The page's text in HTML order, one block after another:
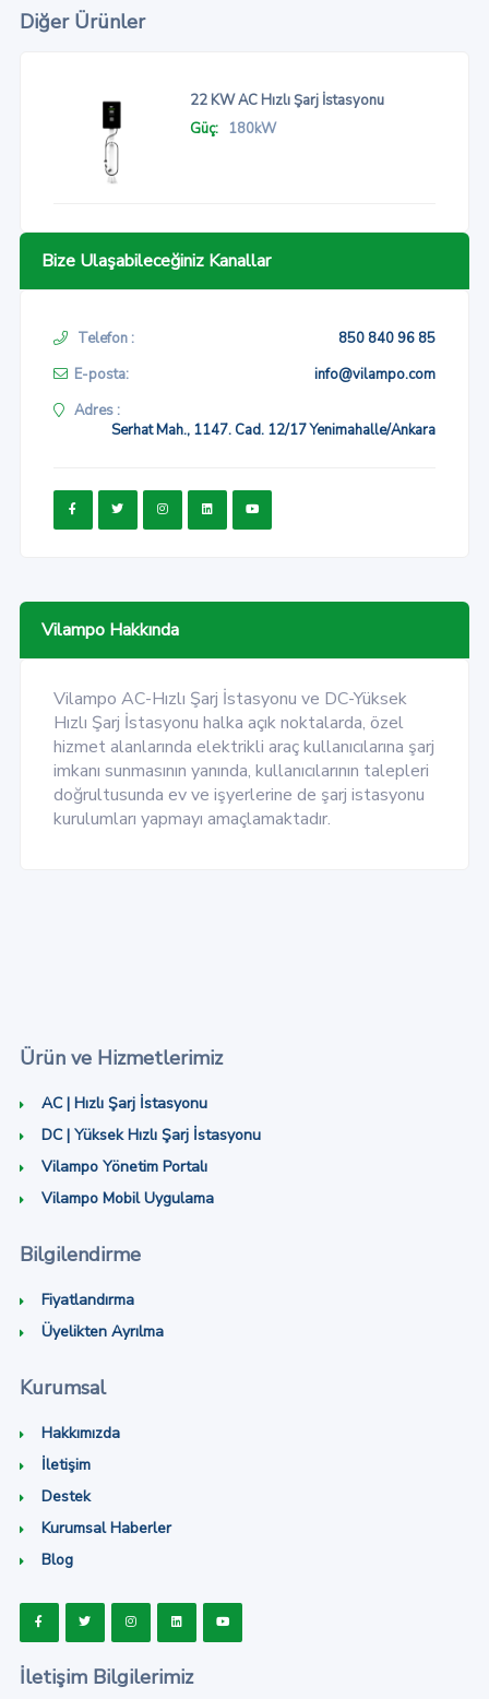
Diğer Ürünler
22 KW AC Hızlı Şarj İstasyonu
Güç: 180kW
Bize Ulaşabileceğiniz Kanallar
Telefon :
850 840 96 85
E-posta:
info@vilampo.com
Adres :
Serhat Mah., 1147. Cad. 12/17 Yenimahalle/Ankara
Vilampo Hakkında
Vilampo AC-Hızlı Şarj İstasyonu ve DC-Yüksek
Hızlı Şarj İstasyonu halka açık noktalarda, özel
hizmet alanlarında elektrikli araç kullanıcılarına şarj
imkanı sunmasının yanında, kullanıcılarının talepleri
doğrultusunda ev ve işyerlerine de şarj istasyonu
kurulumları yapmayı amaçlamaktadır.
Ürün ve Hizmetlerimiz
AC | Hızlı Şarj İstasyonu
DC | Yüksek Hızlı Şarj İstasyonu
Vilampo Yönetim Portalı
Vilampo Mobil Uygulama
Bilgilendirme
Fiyatlandırma
Üyelikten Ayrılma
Kurumsal
Hakkımızda
İletişim
Destek
Kurumsal Haberler
Blog
İletişim Bilgilerimiz